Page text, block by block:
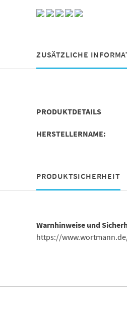
ZUSÄTZLICHE
PRODUKTDETAILS
HERSTELLERNAME:
PRODUKTSICHERHEIT
Warnhinweise und
https://